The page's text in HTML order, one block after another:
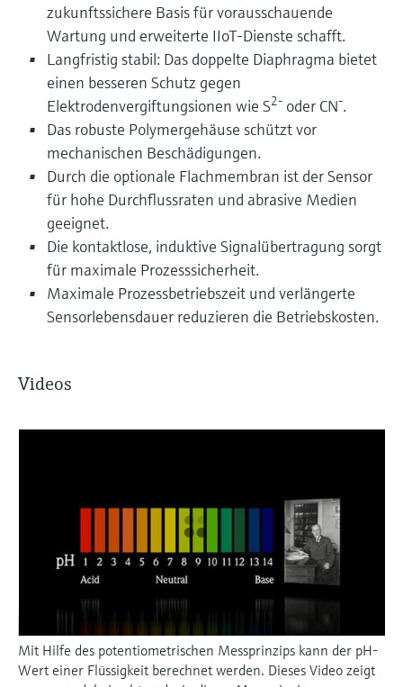
zukunftssichere Basis für vorausschauende
Wartung und erweiterte IIoT-Dienste schafft.
Langfristig stabil: Das doppelte Diaphragma bietet
einen besseren Schutz gegen
Elektrodenvergiftungsionen wie S2- oder CN-.
Das robuste Polymergehäuse schützt vor
mechanischen Beschädigungen.
Durch die optionale Flachmembran ist der Sensor
für hohe Durchflussraten und abrasive Medien
geeignet.
Die kontaktlose, induktive Signalübertragung sorgt
für maximale Prozesssicherheit.
Maximale Prozessbetriebszeit und verlängerte
Sensorlebensdauer reduzieren die Betriebskosten.
Videos
Mit Hilfe des potentiometrischen Messprinzips kann der pH-
Wert einer Flüssigkeit berechnet werden. Dieses Video zeigt